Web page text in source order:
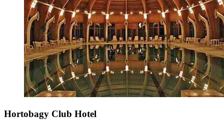
Hortobagy Club Hotel